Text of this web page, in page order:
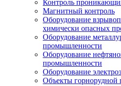
Контроль
Магнитный контроль
Оборудование
химически опасных
Оборудование
промышленности
Оборудование
промышленности
Оборудование
Объекты